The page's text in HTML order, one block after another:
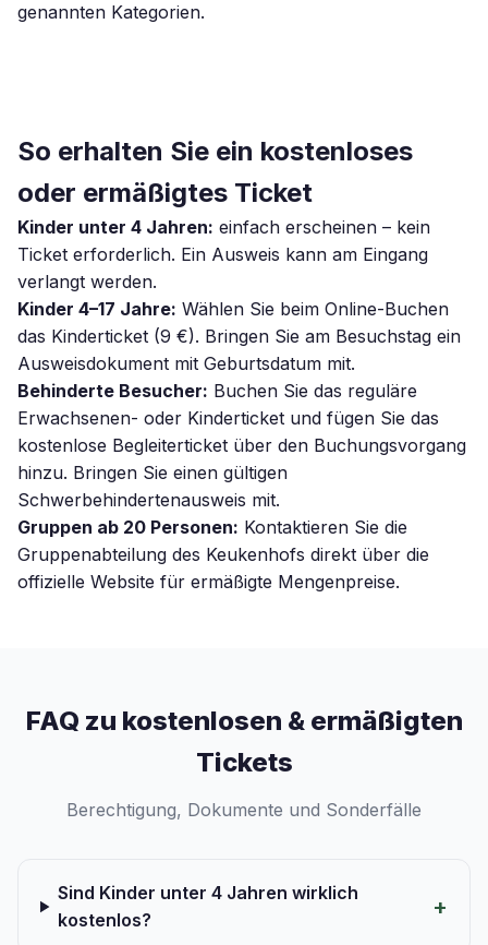
genannten Kategorien.
So erhalten Sie ein kostenloses
oder ermäßigtes Ticket
Kinder unter 4 Jahren: einfach erscheinen – kein
Ticket erforderlich. Ein Ausweis kann am Eingang
verlangt werden.
Kinder 4–17 Jahre: Wählen Sie beim Online-Buchen
das Kinderticket (9 €). Bringen Sie am Besuchstag ein
Ausweisdokument mit Geburtsdatum mit.
Behinderte Besucher: Buchen Sie das reguläre
Erwachsenen- oder Kinderticket und fügen Sie das
kostenlose Begleiterticket über den Buchungsvorgang
hinzu. Bringen Sie einen gültigen
Schwerbehindertenausweis mit.
Gruppen ab 20 Personen: Kontaktieren Sie die
Gruppenabteilung des Keukenhofs direkt über die
offizielle Website für ermäßigte Mengenpreise.
FAQ zu kostenlosen & ermäßigten
Tickets
Berechtigung, Dokumente und Sonderfälle
Sind Kinder unter 4 Jahren wirklich
kostenlos?